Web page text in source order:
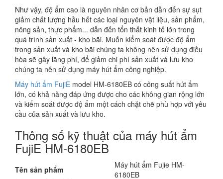
Như vậy, độ ẩm cao là nguyên nhân cơ bản dẫn đến sự sụt
giảm chất lượng hầu hết các loại nguyên vật liệu, sản phẩm,
nông sản, thực phẩm... dẫn đến tổn thất kinh tế lớn trong
quá trình sản xuất - kho bãi. Muốn kiểm soát được độ ẩm
trong sản xuất và kho bãi chúng ta không nên sử dụng điều
hòa sẽ gây lãng phí, để giảm chi phí sản xuất và lưu kho
chúng ta nên sử dụng máy hút ẩm công nghiệp.
Máy hút ẩm FujiE model HM-6180EB có công suất hút ẩm
lớn, có khả năng đáp ứng được cho các không gian rộng lớn
và kiểm soát được độ ẩm một cách chặt chẽ phù hợp với yêu
cầu của sản xuất và lưu kho.
Thông số kỹ thuật của máy hút ẩm
FujiE HM-6180EB
Tên sản phẩm
Máy hút ẩm Fujie HM-
6180EB